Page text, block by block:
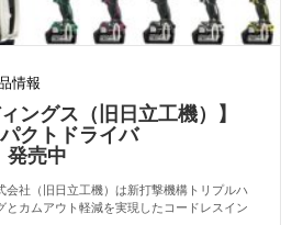
情報
ングス（旧日立工機）】
クトドライバ
発売中
会社（旧日立工機）は新打撃機構トリプルハ
とカムアウト軽減を実現したコードレスイン